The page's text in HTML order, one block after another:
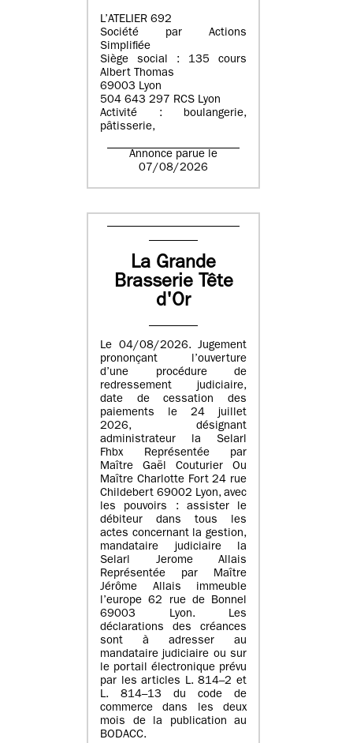
L’ATELIER 692
Société par Actions
Simplifiée
Siège social : 135 cours
Albert Thomas
69003 Lyon
504 643 297 RCS Lyon
Activité : boulangerie,
pâtisserie,
Annonce parue le
07/08/2026
La Grande
Brasserie Tête
d'Or
Le 04/08/2026. Jugement
prononçant l’ouverture
d’une procédure de
redressement judiciaire,
date de cessation des
paiements le 24 juillet
2026, désignant
administrateur la Selarl
Fhbx Représentée par
Maître Gaël Couturier Ou
Maître Charlotte Fort 24 rue
Childebert 69002 Lyon, avec
les pouvoirs : assister le
débiteur dans tous les
actes concernant la gestion,
mandataire judiciaire la
Selarl Jerome Allais
Représentée par Maître
Jérôme Allais immeuble
l’europe 62 rue de Bonnel
69003 Lyon. Les
déclarations des créances
sont à adresser au
mandataire judiciaire ou sur
le portail électronique prévu
par les articles L. 814–2 et
L. 814–13 du code de
commerce dans les deux
mois de la publication au
BODACC.